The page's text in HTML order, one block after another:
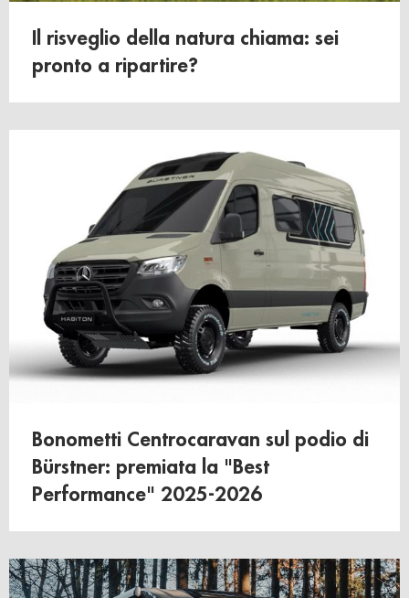
Il risveglio della natura chiama: sei
pronto a ripartire?
Bonometti Centrocaravan sul podio di
Bürstner: premiata la "Best
Performance" 2025-2026